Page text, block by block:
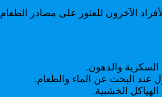
الآخرون للعثور على مصادر
السكرية والدهون.
عند البحث عن الماء والطعام.
الخشبية.